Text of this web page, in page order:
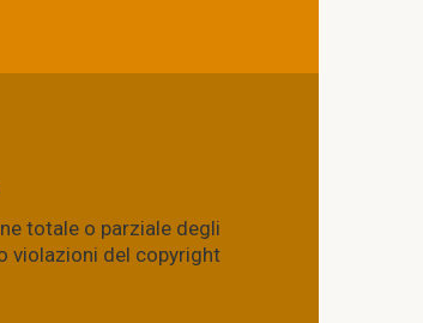
totale o parziale degli
violazioni del copyright